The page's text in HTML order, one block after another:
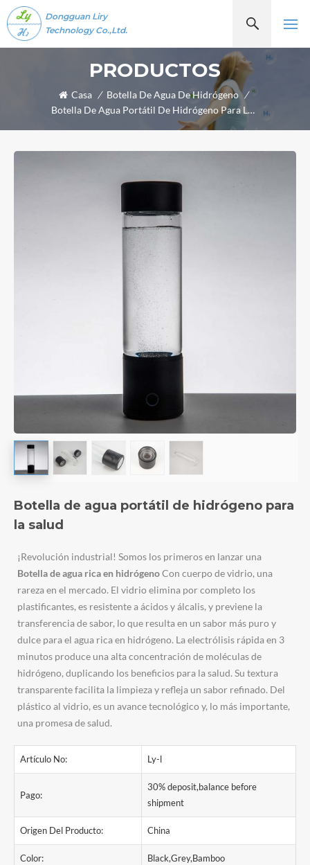
Dongguan Liry
Technology Co.,Ltd.
PRODUCTOS
Casa / Botella De Agua De Hidrógeno /
Botella De Agua Portátil De Hidrógeno Para La Salud
Botella de agua portátil de hidrógeno para
la salud
¡Revolución industrial! Somos los primeros en lanzar una
Botella de agua rica en hidrógenoCon cuerpo de vidrio, una
rareza en el mercado. El vidrio elimina por completo los
plastificantes, es resistente a ácidos y álcalis, y previene la
transferencia de sabor, lo que resulta en un sabor más puro y
dulce para el agua rica en hidrógeno. La electrólisis rápida en 3
minutos produce una alta concentración de moléculas de
hidrógeno, duplicando los beneficios para la salud. Su textura
transparente facilita la limpieza y refleja un sabor refinado. Del
plástico al vidrio, es un avance tecnológico y, lo más importante,
una promesa de salud.
Artículo No: Ly-l
Pago:
30% deposit,balance before
shipment
Origen Del Producto: China
Color: Black,Grey,Bamboo